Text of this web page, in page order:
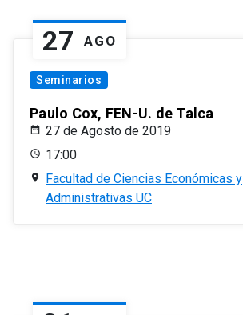
27 AGO
Seminarios
Paulo Cox, FEN-U. de Talca
27 de Agosto de 2019
17:00
Facultad de Ciencias Económicas y
Administrativas UC